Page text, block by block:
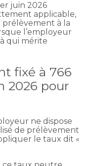
juin 2026
applicable,
prélèvement à la
l’employeur
qui mérite
fixé à 766
2026 pour
ne dispose
de prélèvement
le taux dit «